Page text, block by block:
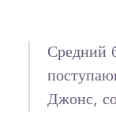
Средний
Джонс,